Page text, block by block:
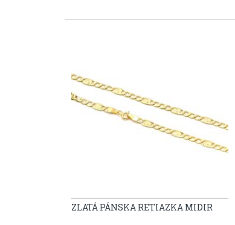
ZLATÁ PÁNSKA RETIAZKA MIDIR